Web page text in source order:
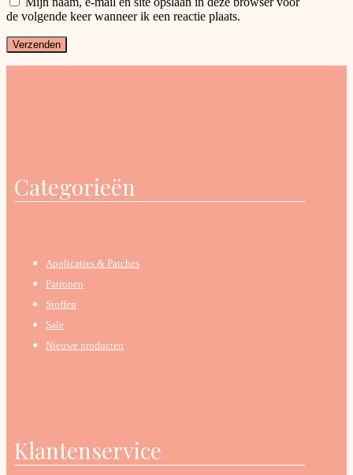
de volgende keer wanneer ik een reactie plaats.
Categorieën
Applicaties & Patches
Patronen
Stoffen
Sale
Nieuwe producten
Klantenservice